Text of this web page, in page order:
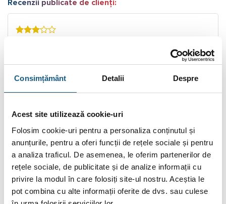
Consimțământ Detalii Despre
Acest site utilizează cookie-uri
Folosim cookie-uri pentru a personaliza conținutul și
anunțurile, pentru a oferi funcții de rețele sociale și pentru
a analiza traficul. De asemenea, le oferim partenerilor de
rețele sociale, de publicitate și de analize informații cu
privire la modul în care folosiți site-ul nostru. Aceștia le
pot combina cu alte informații oferite de dvs. sau culese
Recenzii publicate de clienți:
Arata bine, dar mi-a ajuns cu filetii pe exterior...a trebuit
5
IOAN- 06/01/2022
Super de rezistente 10 ani tin garantat, pret bun,magazin
serios (...)
Citește Mai Mult.
Citește toate recenziile.